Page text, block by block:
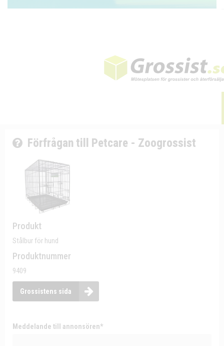
Förfrågan till Petcare - Zoogrossist
Produkt
Stålbur för hund
Produktnummer
9409
Grossistens sida
Meddelande till annonsören*